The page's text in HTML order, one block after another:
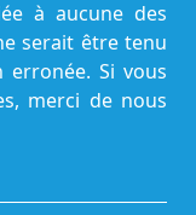
à aucune des
serait être tenu
Si vous
merci de nous